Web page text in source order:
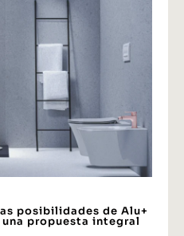
posibilidades de Alu+
propuesta integral